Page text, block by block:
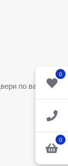
0
0
по вашим